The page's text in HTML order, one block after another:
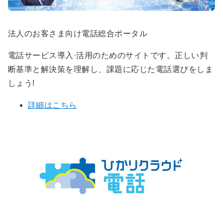
法人のお客さま向け電話総合ポータル
電話サービス導入·活用のためのサイトです。正しい判
断基準と解決策を理解し、課題に応じた電話選びをしま
しょう!
詳細はこちら